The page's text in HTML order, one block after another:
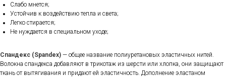
Слабо мнется;
Устойчив к воздействию тепла и света;
Легко стирается;
Не нуждается в специальном уходе;
Спандекс (Spandex) — общее название полиуретановых эластичных нитей.
Волокна спандекса добавляют в трикотаж из шерсти или хлопка, они защищают
ткань от вытягивания и придают ей эластичность. Дополнение эластаном